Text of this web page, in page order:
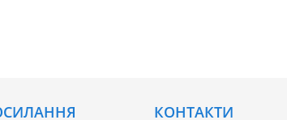
КОНТАКТИ